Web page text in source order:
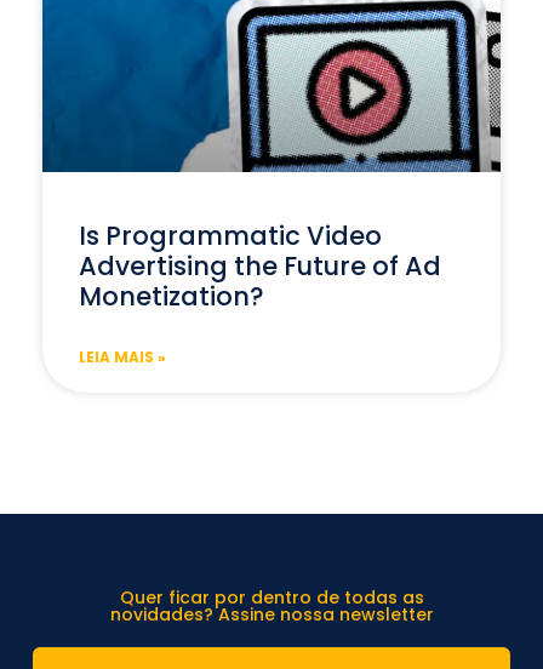
Is Programmatic Video
Advertising the Future of Ad
Monetization?
LEIA MAIS »
Quer ficar por dentro de todas as
novidades? Assine nossa newsletter